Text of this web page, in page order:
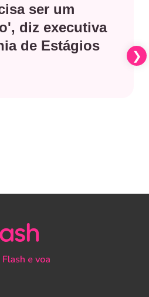
ser um
diz executiva
de Estágios